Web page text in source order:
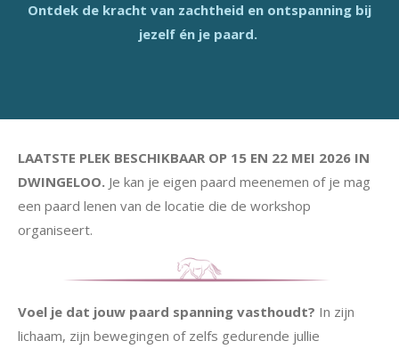
Ontdek de kracht van zachtheid en ontspanning bij
jezelf én je paard.
LAATSTE PLEK BESCHIKBAAR OP 15 EN 22 MEI 2026 IN
DWINGELOO. Je kan je eigen paard meenemen of je mag
een paard lenen van de locatie die de workshop
organiseert.
Voel je dat jouw paard spanning vasthoudt? In zijn
lichaam, zijn bewegingen of zelfs gedurende jullie